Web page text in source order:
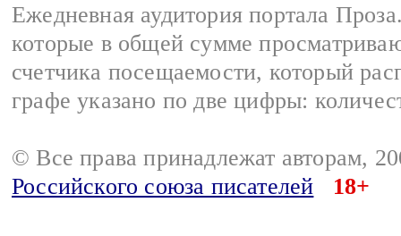
Ежедневная аудитория портала
которые в общей сумме
счетчика посещаемости, который
графе указано по две цифры:
© Все права принадлежат авторам,
Российского союза писателей
18+